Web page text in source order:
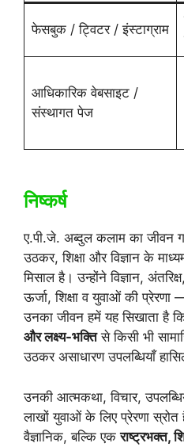
फेसबुक / ट्विटर / इंस्टाग्राम
आधिकारिक वेबसाइट /
संस्थागत पेज
निष्कर्ष
ए.पी.जे. अब्दुल कलाम का जीवन
उठकर, शिक्षा और विज्ञान के
मिसाल है। उन्होंने विज्ञान,
ऊर्जा, शिक्षा व युवाओं की प्रेरणा
उनका जीवन हमें यह सिखाता है
और लक्ष्य-भक्तिसे किसी भी
उठकर असाधारण उपलब्धियाँ
उनकी आत्मकथा, विचार,
लाखों युवाओं के लिए प्रेरणा
वैज्ञानिक, बल्कि एकराष्ट्रभक्त,